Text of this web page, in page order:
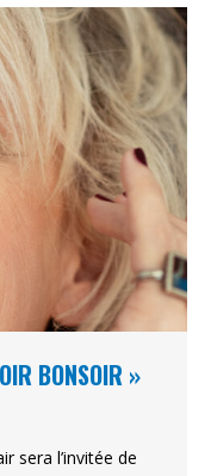
BONSOIR »
sera l’invitée de